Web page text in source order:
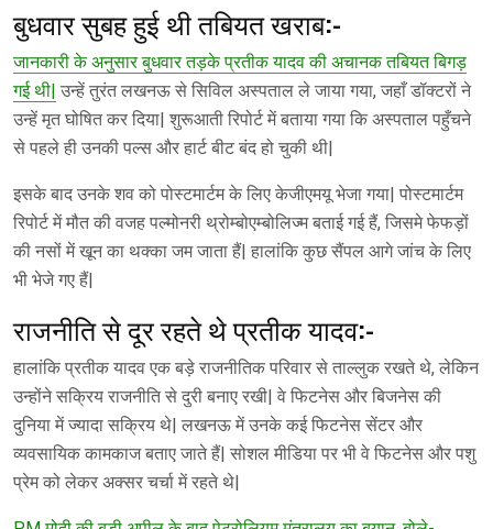
बुधवार सुबह हुई थी तबियत खराब:-
जानकारी के अनुसार बुधवार तड़के प्रतीक यादव की अचानक तबियत बिगड़
गई थी| उन्हें तुरंत लखनऊ से सिविल अस्पताल ले जाया गया, जहाँ डॉक्टरों ने
उन्हें मृत घोषित कर दिया| शुरूआती रिपोर्ट में बताया गया कि अस्पताल पहुँचने
से पहले ही उनकी पल्स और हार्ट बीट बंद हो चुकी थी|
इसके बाद उनके शव को पोस्टमार्टम के लिए केजीएमयू भेजा गया| पोस्टमार्टम
रिपोर्ट में मौत की वजह पल्मोनरी थ्रोम्बोएम्बोलिज्म बताई गई हैं, जिसमे फेफड़ों
की नसों में खून का थक्का जम जाता हैं| हालांकि कुछ सैंपल आगे जांच के लिए
भी भेजे गए हैं|
राजनीति से दूर रहते थे प्रतीक यादव:-
हालांकि प्रतीक यादव एक बड़े राजनीतिक परिवार से ताल्लुक रखते थे, लेकिन
उन्होंने सक्रिय राजनीति से दुरी बनाए रखी| वे फिटनेस और बिजनेस की
दुनिया में ज्यादा सक्रिय थे| लखनऊ में उनके कई फिटनेस सेंटर और
व्यवसायिक कामकाज बताए जाते हैं| सोशल मीडिया पर भी वे फिटनेस और पशु
प्रेम को लेकर अक्सर चर्चा में रहते थे|